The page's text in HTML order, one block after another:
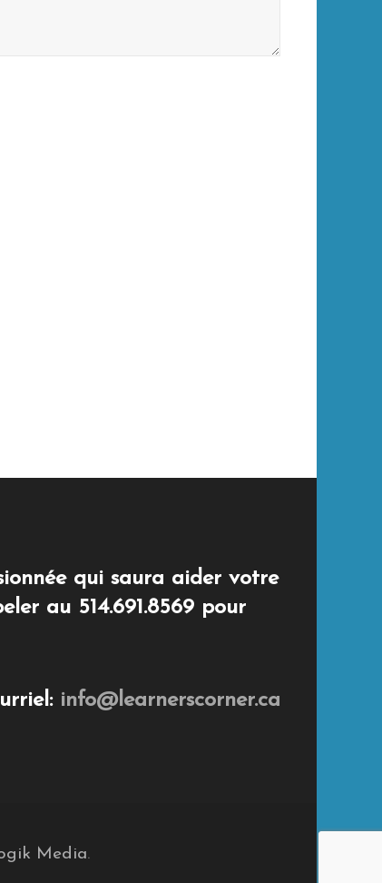
qui saura aider votre
au 514.691.8569 pour
info@learnerscorner.ca
Media.